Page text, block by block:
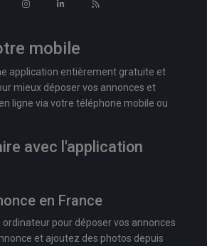
mobile
application entièrement gratuite et
mieux déposer vos annonces et
ligne via votre téléphone mobile ou
avec l'application
en France
ordinateur pour déposer vos annonces
et ajoutez des photos depuis